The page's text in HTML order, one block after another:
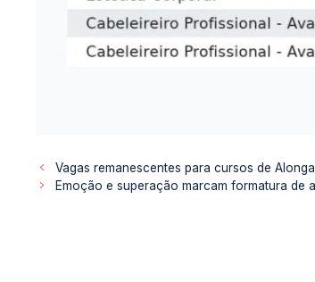
Vagas remanescentes para cursos de
Emoção e superação marcam formatura de